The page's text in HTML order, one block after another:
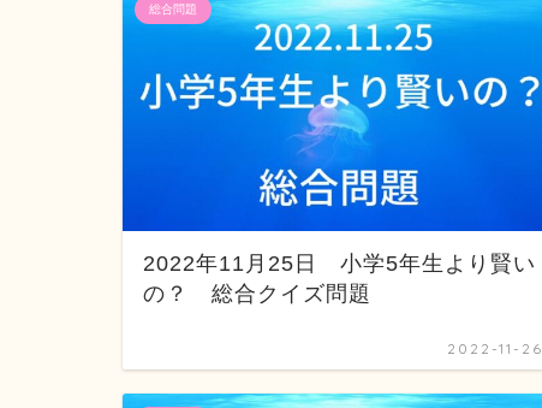
総合問題
2022年11月25日 小学5年生より賢い
の？ 総合クイズ問題
2022-11-26